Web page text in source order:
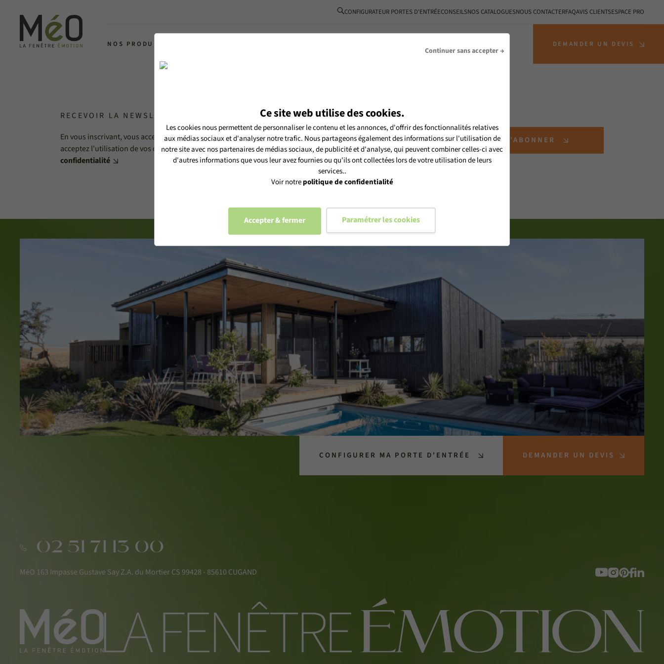
Continuer sans accepter →
Ce site web utilise des cookies.
Les cookies nous permettent de personnaliser le contenu et les annonces, d'offrir des fonctionnalités relatives
aux médias sociaux et d'analyser notre trafic. Nous partageons également des informations sur l'utilisation de
notre site avec nos partenaires de médias sociaux, de publicité et d'analyse, qui peuvent combiner celles-ci avec
d'autres informations que vous leur avez fournies ou qu'ils ont collectées lors de votre utilisation de leurs
services..
Voir notrepolitique de confidentialité
Accepter & fermer Paramétrer les cookies
CONFIGURATEUR PORTES D'ENTRÉECONSEILSNOS CATALOGUESNOUS CONTACTERFAQAVIS CLIENTSESPACE PRO
NOS PRODUITS DEMANDER UN DEVIS
RECEVOIR LA NEWSLETTER MéO
En vous inscrivant, vous acceptez de recevoir notre newsletter MéO et vous
acceptez l'utilisation de vos données personnelles selon notrepolitique de
confidentialité
S'ABONNER
CONFIGURER MA PORTE D'ENTRÉE DEMANDER UN DEVIS
02 51 71 13 00
MéO 163 Impasse Gustave Say Z.A. du Mortier CS 99428 - 85610 CUGAND